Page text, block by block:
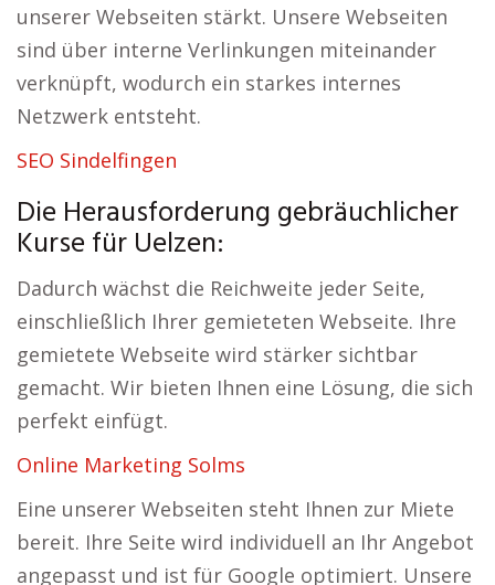
unserer Webseiten stärkt. Unsere Webseiten
sind über interne Verlinkungen miteinander
verknüpft, wodurch ein starkes internes
Netzwerk entsteht.
SEO Sindelfingen
Die Herausforderung gebräuchlicher
Kurse für Uelzen:
Dadurch wächst die Reichweite jeder Seite,
einschließlich Ihrer gemieteten Webseite. Ihre
gemietete Webseite wird stärker sichtbar
gemacht. Wir bieten Ihnen eine Lösung, die sich
perfekt einfügt.
Online Marketing Solms
Eine unserer Webseiten steht Ihnen zur Miete
bereit. Ihre Seite wird individuell an Ihr Angebot
angepasst und ist für Google optimiert. Unsere